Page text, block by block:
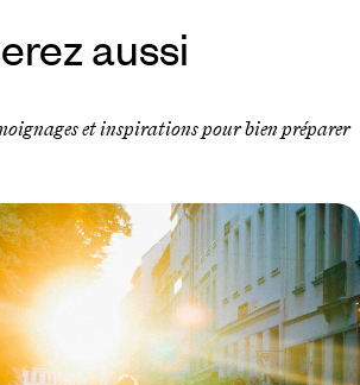
aussi
et inspirations pour bien préparer